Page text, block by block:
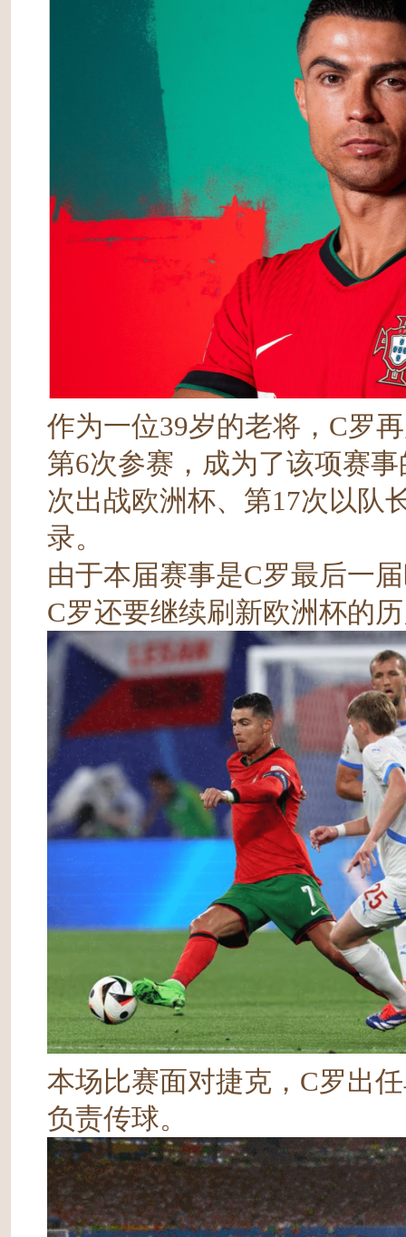
作为一位39岁的老将，C罗
第6次参赛，成为了该项赛
次出战欧洲杯、第17次以队
录。
由于本届赛事是C罗最后一
C罗还要继续刷新欧洲杯的
本场比赛面对捷克，C罗出
负责传球。